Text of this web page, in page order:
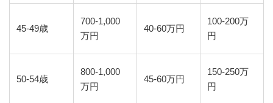
45-49歳
700-1,000
万円
40-60万円
100-200万
円
50-54歳
800-1,000
万円
45-60万円
150-250万
円